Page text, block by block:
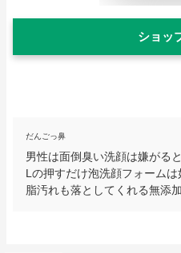
ショッ
だんごっ鼻
男性は面倒臭い洗顔は嫌がる
Lの押すだけ泡洗顔フォーム
脂汚れも落としてくれる無添